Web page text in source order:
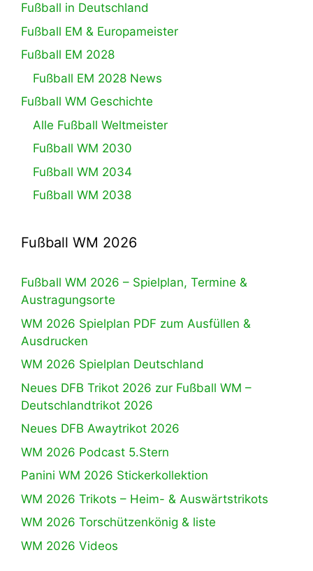
Fußball in Deutschland
Fußball EM & Europameister
Fußball EM 2028
Fußball EM 2028 News
Fußball WM Geschichte
Alle Fußball Weltmeister
Fußball WM 2030
Fußball WM 2034
Fußball WM 2038
Fußball WM 2026
Fußball WM 2026 – Spielplan, Termine &
Austragungsorte
WM 2026 Spielplan PDF zum Ausfüllen &
Ausdrucken
WM 2026 Spielplan Deutschland
Neues DFB Trikot 2026 zur Fußball WM –
Deutschlandtrikot 2026
Neues DFB Awaytrikot 2026
WM 2026 Podcast 5.Stern
Panini WM 2026 Stickerkollektion
WM 2026 Trikots – Heim- & Auswärtstrikots
WM 2026 Torschützenkönig & liste
WM 2026 Videos